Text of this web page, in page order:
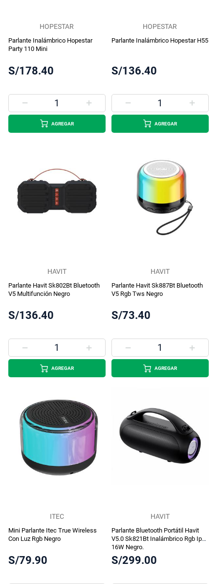
HOPESTAR
Parlante Inalámbrico Hopestar
Party 110 Mini
S/178.40
AGREGAR
HOPESTAR
Parlante Inalámbrico Hopestar H55
S/136.40
AGREGAR
HAVIT
Parlante Havit Sk802Bt Bluetooth
V5 Multifunción Negro
S/136.40
AGREGAR
HAVIT
Parlante Havit Sk887Bt Bluetooth
V5 Rgb Tws Negro
S/73.40
AGREGAR
ITEC
Mini Parlante Itec True Wireless
Con Luz Rgb Negro
S/79.90
HAVIT
Parlante Bluetooth Portátil Havit
V5.0 Sk821Bt Inalámbrico Rgb Ipx5
16W Negro.
S/299.00